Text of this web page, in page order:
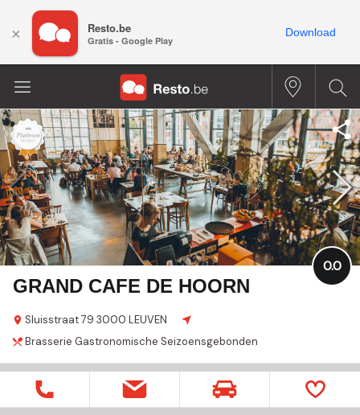
GRAND CAFE DE HOORN
Sluisstraat79 3000 LEUVEN
0.0
Brasserie Gastronomische Seizoensgebonden
× Resto.be
Gratis - Google Play
Download